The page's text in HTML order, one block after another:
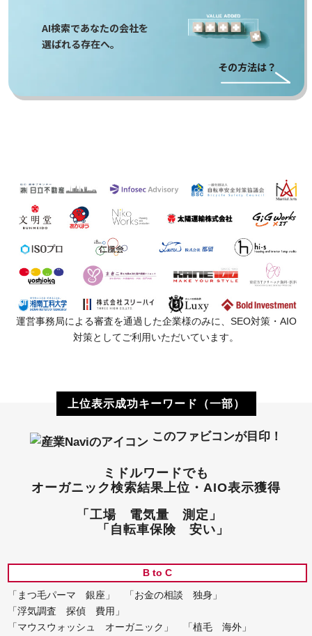
AI検索であなたの会社を
選ばれる存在へ。
その方法は？
運営事務局による審査を通過した企業様のみに、SEO対策・AIO
対策としてご利用いただいています。
上位表示成功キーワード（一部）
このファビコンが目印！
ミドルワードでも
オーガニック検索結果上位・AIO表示獲得
「工場 電気量 測定」
「自転車保険 安い」
B to C
「まつ毛パーマ 銀座」
「お金の相談 独身」
「浮気調査 探偵 費用」
「マウスウォッシュ オーガニック」
「植毛 海外」